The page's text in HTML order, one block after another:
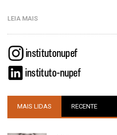
LEIA MAIS
MAIS LIDAS RECENTE